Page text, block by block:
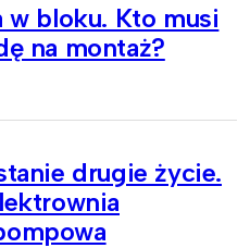
w bloku. Kto musi
na montaż?
drugie życie.